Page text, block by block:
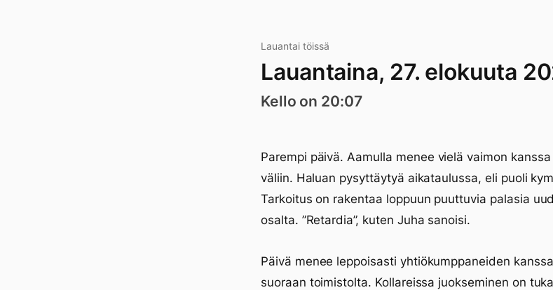
Lauantai töissä
Lauantaina, 27. elokuuta
Kello on 20:07
Parempi päivä. Aamulla menee vielä vaimon
väliin. Haluan pysyttäytyä aikataulussa, eli puoli
Tarkoitus on rakentaa loppuun puuttuvia palasia
osalta. ”Retardia”, kuten Juha sanoisi.
Päivä menee leppoisasti yhtiökumppaneiden
suoraan toimistolta. Kollareissa juokseminen on